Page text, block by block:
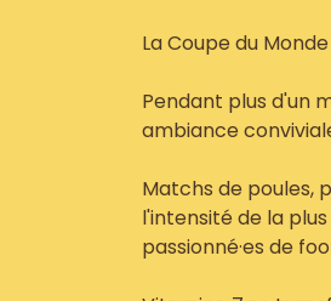
La Coupe du
Pendant plus d'un
ambiance
Matchs de poules,
l'intensité de la
passionné·es de